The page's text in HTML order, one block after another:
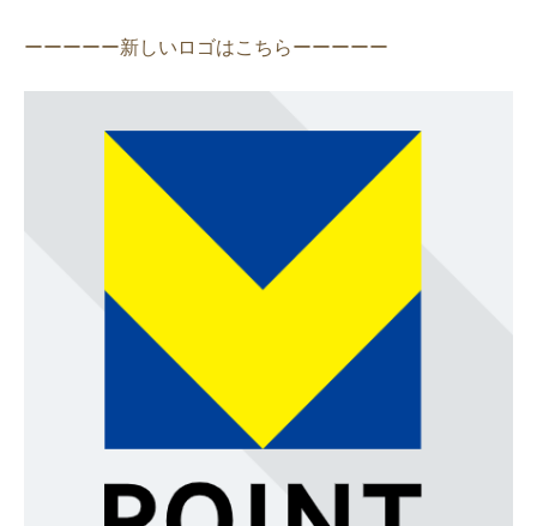
ーーーーー新しいロゴはこちらーーーーー